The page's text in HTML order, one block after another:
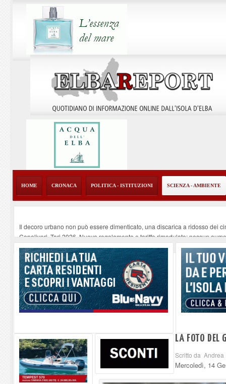
HOME CRONACA POLITICA - ISTITUZIONI SCIENZA - AMBIENTE
Il decoro urbano non può essere dimenticato, una discarica a ridosso dei
Capoliveri, Tari 2026. Nuovo regolamento e tariffe rimodulate: nessun
Quando la sanità funziona: il ringraziamento di un paziente a medici e
“Un paese, una storia”, Capoliveri racconta Capoliveri-
10-08-2026
Tutto esaurito a Marciana per Eros degli Elba Music Awards
-10-08-2026
LA FOTO DEL
Scritto da Andrea
Mercoledì, 14